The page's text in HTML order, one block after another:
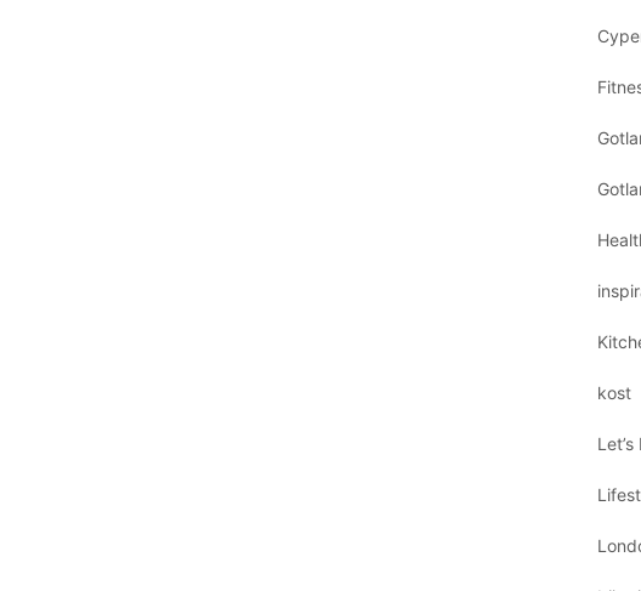
kost